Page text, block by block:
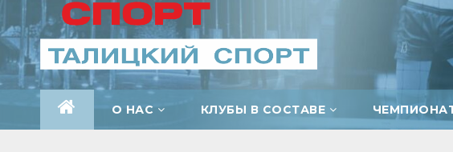
О НАС КЛУБЫ В СОСТАВЕ